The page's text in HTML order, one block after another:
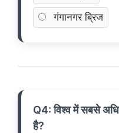
गंगानगर ब्रिज
Q4: विश्व में सबसे
है?